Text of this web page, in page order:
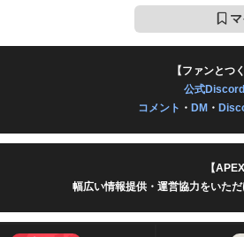
【ファンとつ
公式
コメント ・ DM ・
【
幅広い情報提供・運営協力をいた